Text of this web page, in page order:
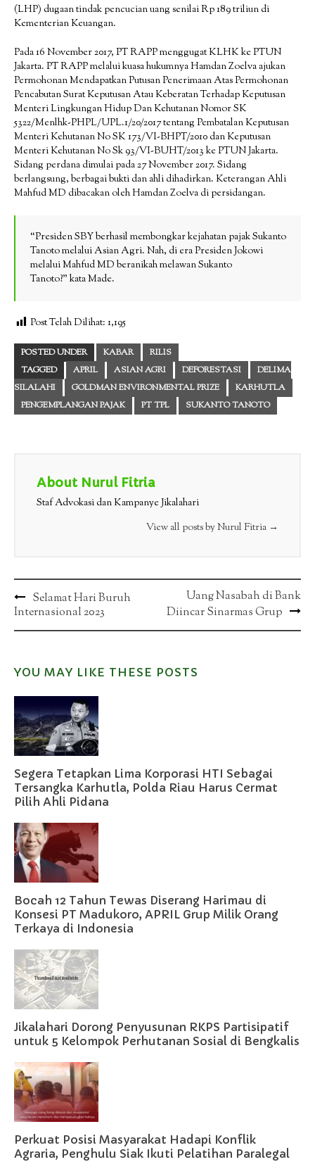
(LHP) dugaan tindak pencucian uang senilai Rp 189 triliun di
Kementerian Keuangan.
Pada 16 November 2017, PT RAPP menggugat KLHK ke PTUN
Jakarta. PT RAPP melalui kuasa hukumnya Hamdan Zoelva ajukan
Permohonan Mendapatkan Putusan Penerimaan Atas Permohonan
Pencabutan Surat Keputusan Atau Keberatan Terhadap Keputusan
Menteri Lingkungan Hidup Dan Kehutanan Nomor SK
5322/Menlhk-PHPL/UPL.1/20/2017 tentang Pembatalan Keputusan
Menteri Kehutanan No SK 173/VI-BHPT/2010 dan Keputusan
Menteri Kehutanan No Sk 93/VI-BUHT/2013 ke PTUN Jakarta.
Sidang perdana dimulai pada 27 November 2017. Sidang
berlangsung, berbagai bukti dan ahli dihadirkan. Keterangan Ahli
Mahfud MD dibacakan oleh Hamdan Zoelva di persidangan.
“Presiden SBY berhasil membongkar kejahatan pajak Sukanto
Tanoto melalui Asian Agri. Nah, di era Presiden Jokowi
melalui Mahfud MD beranikah melawan Sukanto
Tanoto?” kata Made.
Post Telah Dilihat: 1,195
POSTED UNDER KABAR
RILIS
TAGGED
APRIL ASIAN AGRI DEFORESTASI
DELIMA
SILALAHI
GOLDMAN ENVIRONMENTAL PRIZE
KARHUTLA
PENGEMPLANGAN PAJAK
PT TPL SUKANTO TANOTO
About Nurul Fitria
Staf Advokasi dan Kampanye Jikalahari
View all posts by Nurul Fitria →
Post
navigation
Selamat Hari Buruh
Internasional 2023
Uang Nasabah di Bank
Diincar Sinarmas Grup
YOU MAY LIKE THESE POSTS
Segera Tetapkan Lima Korporasi HTI Sebagai
Tersangka Karhutla, Polda Riau Harus Cermat
Pilih Ahli Pidana
Bocah 12 Tahun Tewas Diserang Harimau di
Konsesi PT Madukoro, APRIL Grup Milik Orang
Terkaya di Indonesia
Jikalahari Dorong Penyusunan RKPS Partisipatif
untuk 5 Kelompok Perhutanan Sosial di Bengkalis
Perkuat Posisi Masyarakat Hadapi Konflik
Agraria, Penghulu Siak Ikuti Pelatihan Paralegal